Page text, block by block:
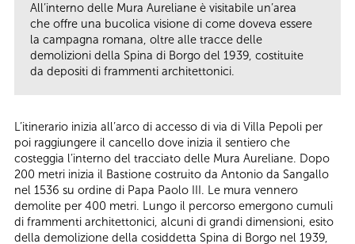
All’interno delle Mura Aureliane è visitabile un’area
che offre una bucolica visione di come doveva essere
la campagna romana, oltre alle tracce delle
demolizioni della Spina di Borgo del 1939, costituite
da depositi di frammenti architettonici.
L’itinerario inizia all’arco di accesso di via di Villa Pepoli per
poi raggiungere il cancello dove inizia il sentiero che
costeggia l’interno del tracciato delle Mura Aureliane. Dopo
200 metri inizia il Bastione costruito da Antonio da Sangallo
nel 1536 su ordine di Papa Paolo III. Le mura vennero
demolite per 400 metri. Lungo il percorso emergono cumuli
di frammenti architettonici, alcuni di grandi dimensioni, esito
della demolizione della cosiddetta Spina di Borgo nel 1939,